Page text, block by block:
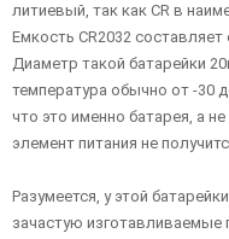
литиевый, так как CR в
Емкость CR2032
Диаметр такой батарейки
температура обычно от -30
что это именно батарея, а
элемент питания не
Разумеется, у этой
зачастую